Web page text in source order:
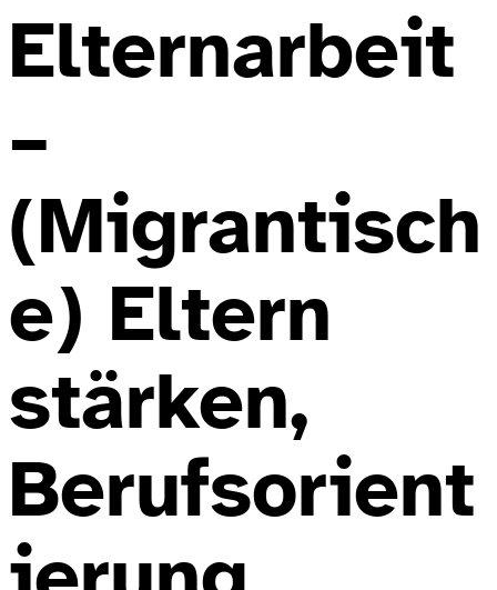
Elternarbeit
–
(Migrantisch
e) Eltern
stärken,
Berufsorient